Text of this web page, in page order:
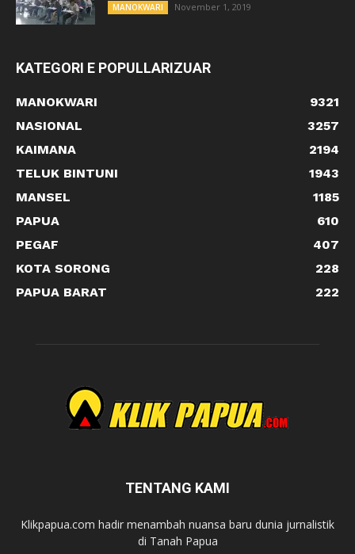
MANOKWARI November 1, 2019
KATEGORI E POPULLARIZUAR
MANOKWARI
9321
NASIONAL
3257
KAIMANA
2194
TELUK BINTUNI
1943
MANSEL
1185
PAPUA
610
PEGAF
407
KOTA SORONG
228
PAPUA BARAT
222
TENTANG KAMI
Klikpapua.com hadir menambah nuansa baru dunia jurnalistik
di Tanah Papua